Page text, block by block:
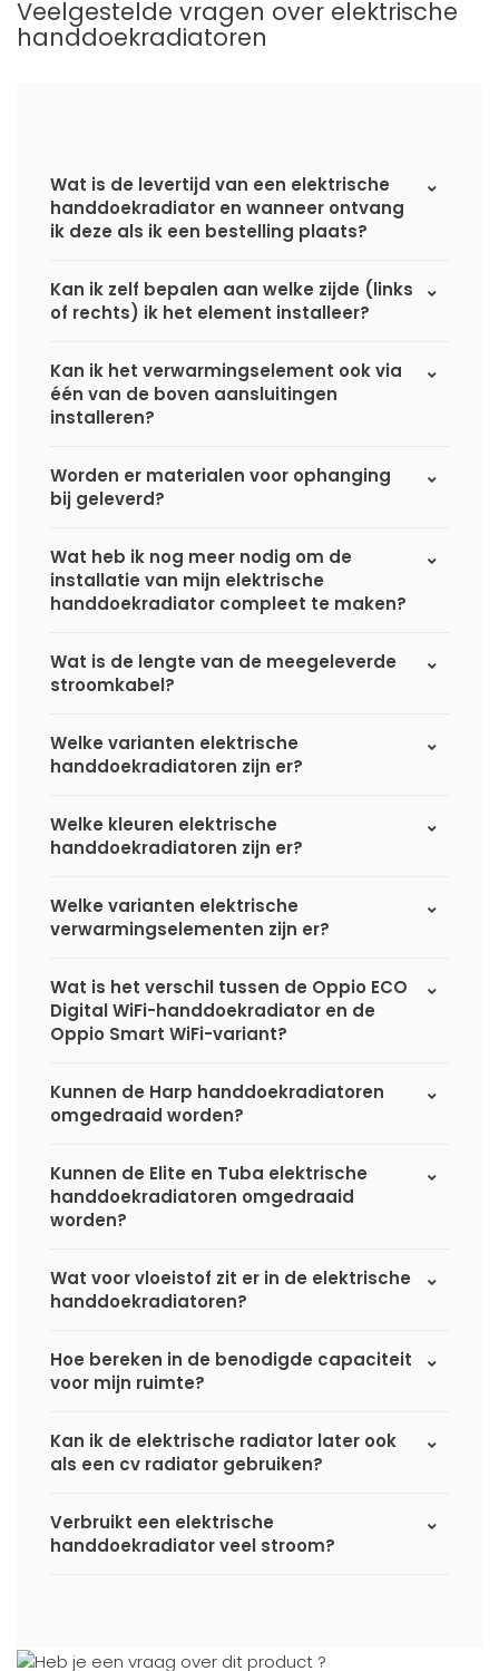
Veelgestelde vragen over elektrische
handdoekradiatoren
Wat is de levertijd van een elektrische
handdoekradiator en wanneer ontvang
ik deze als ik een bestelling plaats?
Kan ik zelf bepalen aan welke zijde (links
of rechts) ik het element installeer?
Kan ik het verwarmingselement ook via
één van de boven aansluitingen
installeren?
Worden er materialen voor ophanging
bij geleverd?
Wat heb ik nog meer nodig om de
installatie van mijn elektrische
handdoekradiator compleet te maken?
Wat is de lengte van de meegeleverde
stroomkabel?
Welke varianten elektrische
handdoekradiatoren zijn er?
Welke kleuren elektrische
handdoekradiatoren zijn er?
Welke varianten elektrische
verwarmingselementen zijn er?
Wat is het verschil tussen de Oppio ECO
Digital WiFi-handdoekradiator en de
Oppio Smart WiFi-variant?
Kunnen de Harp handdoekradiatoren
omgedraaid worden?
Kunnen de Elite en Tuba elektrische
handdoekradiatoren omgedraaid
worden?
Wat voor vloeistof zit er in de elektrische
handdoekradiatoren?
Hoe bereken in de benodigde capaciteit
voor mijn ruimte?
Kan ik de elektrische radiator later ook
als een cv radiator gebruiken?
Verbruikt een elektrische
handdoekradiator veel stroom?